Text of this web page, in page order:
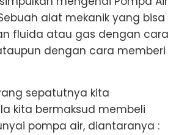
alat mekanik yang bisa
fluida atau gas dengan cara
dengan cara memberi
sepatutnya kita
kita bermaksud membeli
pompa air, diantaranya :